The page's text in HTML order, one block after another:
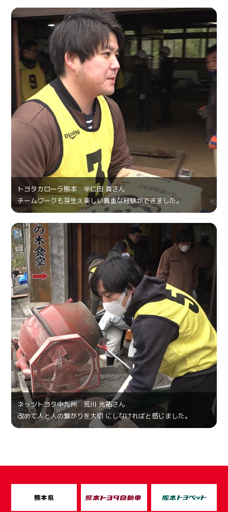
トヨタカローラ熊本 半仁田 真さん
チームワークも芽生え楽しい貴重な経験ができました。
ネッツトヨタ中九州 荒川 光祐さん
改めて人と人の繋がりを大切 にしなければと感じました。